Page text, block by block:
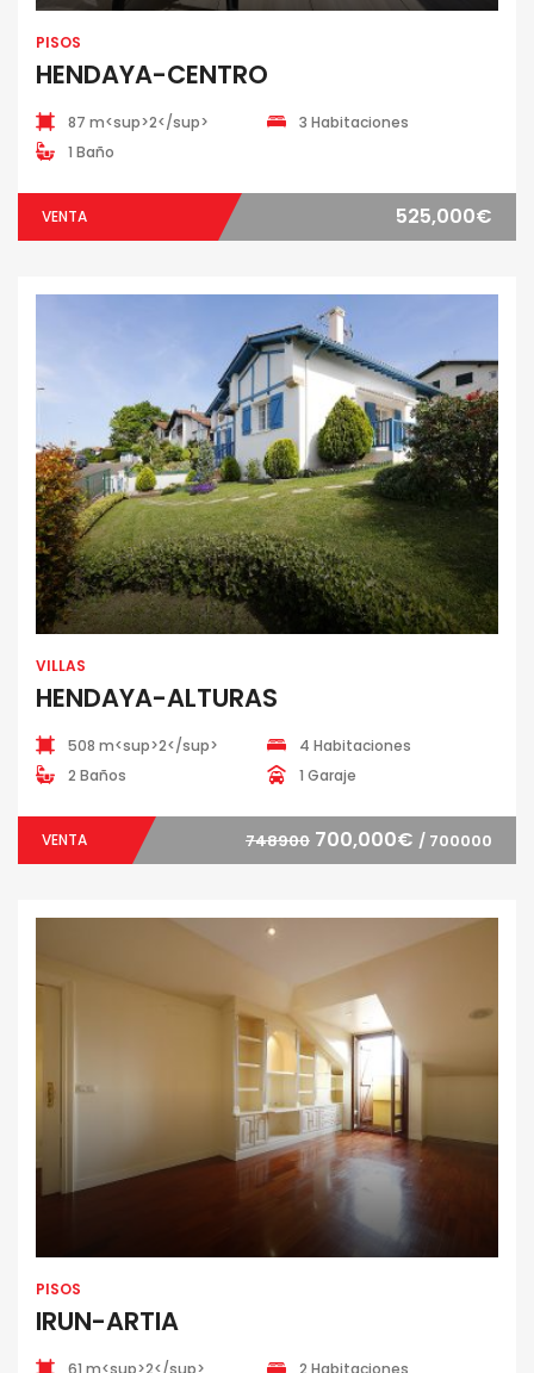
PISOS
HENDAYA-CENTRO
87 m<sup>2</sup>
3 Habitaciones
1 Baño
VENTA 525,000€
VILLAS
HENDAYA-ALTURAS
508 m<sup>2</sup>
4 Habitaciones
2 Baños
1 Garaje
VENTA 748900 700,000€ / 700000
PISOS
IRUN-ARTIA